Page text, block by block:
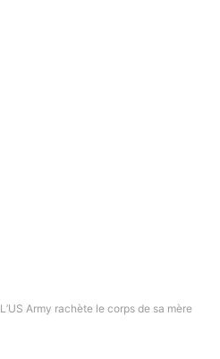
L’US Army rachète le corps de sa mère